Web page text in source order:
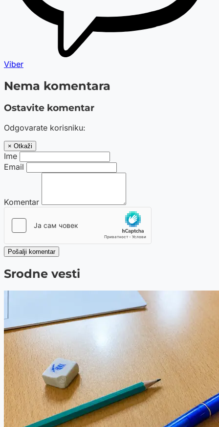
Viber
Nema komentara
Ostavite komentar
Odgovarate korisniku:
× Otkaži
Ime
Email
Komentar
Pošalji komentar
Srodne vesti